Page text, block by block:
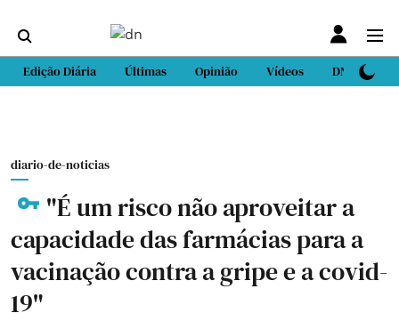
Edição Diária Últimas Opinião Vídeos DN Sport
diario-de-noticias
"É um risco não aproveitar a
capacidade das farmácias para a
vacinação contra a gripe e a covid-
19"